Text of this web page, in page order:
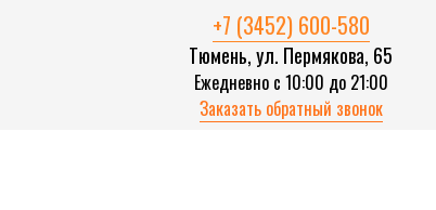
+7 (3452) 600-580
Тюмень, ул. Пермякова, 65
Ежедневно с 10:00 до 21:00
Заказать обратный звонок